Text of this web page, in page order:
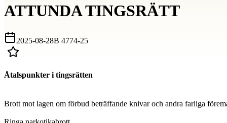
ATTUNDA TINGSRÄTT
2025-08-28B 4774-25
Åtalspunkter i tingsrätten
Brott mot lagen om förbud beträffande knivar och andra farliga